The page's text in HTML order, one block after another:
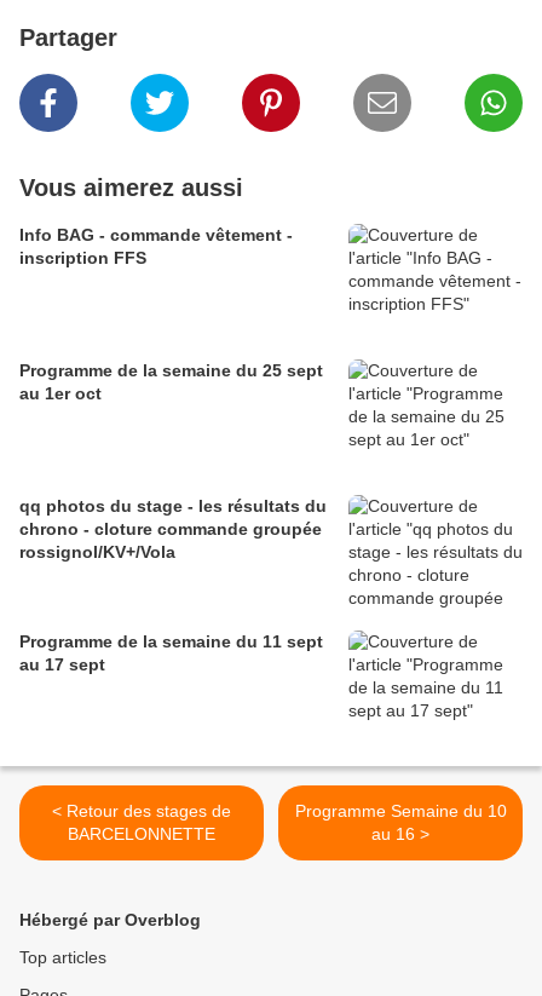
Partager
Vous aimerez aussi
Info BAG - commande vêtement -
inscription FFS
Programme de la semaine du 25 sept
au 1er oct
qq photos du stage - les résultats du
chrono - cloture commande groupée
rossignol/KV+/Vola
Programme de la semaine du 11 sept
au 17 sept
< Retour des stages de
BARCELONNETTE
Programme Semaine du 10
au 16 >
Hébergé par Overblog
Top articles